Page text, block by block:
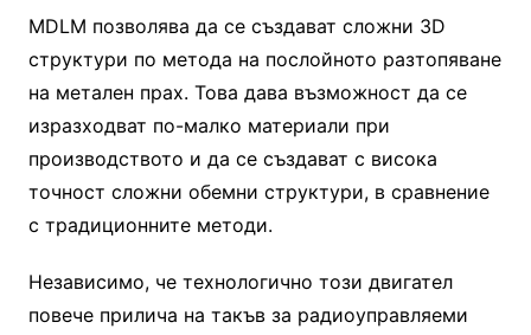
MDLM позволява да се създават сложни 3D
структури по метода на послойното разтопяване
на метален прах. Това дава възможност да се
изразходват по-малко материали при
производството и да се създават с висока
точност сложни обемни структури, в сравнение
с традиционните методи.
Независимо, че технологично този двигател
повече прилича на такъв за радиоуправляеми